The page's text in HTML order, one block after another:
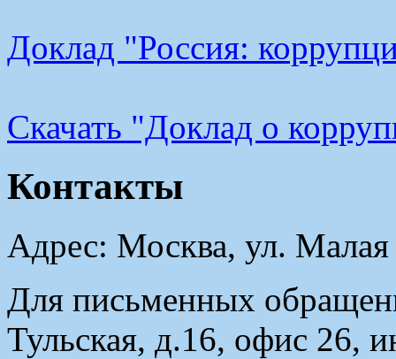
Доклад "Россия:
Cкачать "Доклад о
Контакты
Адрес: Москва, ул.
Для письменных
Тульская, д.16, офис 26,